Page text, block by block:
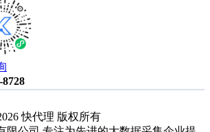
8728
快代理 版权所有